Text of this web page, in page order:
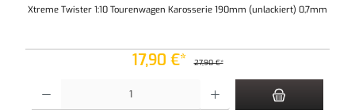
Xtreme Twister 1:10 Tourenwagen Karosserie 190mm (unlackiert) 0,7mm
17,90 €* 27,90 €*